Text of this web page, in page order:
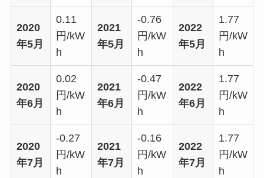
2020
年5月
0.11
円/kW
h
2021
年5月
-0.76
円/kW
h
2022
年5月
1.77
円/kW
h
2020
年6月
0.02
円/kW
h
2021
年6月
-0.47
円/kW
h
2022
年6月
1.77
円/kW
h
2020
年7月
-0.27
円/kW
h
2021
年7月
-0.16
円/kW
h
2022
年7月
1.77
円/kW
h